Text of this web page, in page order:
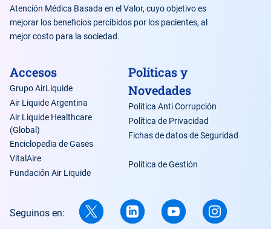
Atención Médica Basada en el Valor, cuyo objetivo es
mejorar los beneficios percibidos por los pacientes, al
mejor costo para la sociedad.
Accesos
Grupo AirLiquide
Air Liquide Argentina
Air Liquide Healthcare
(Global)
Enciclopedia de Gases
VitalAire
Fundación Air Liquide
Políticas y
Novedades
Política Anti Corrupción
Política de Privacidad
Fichas de datos de Seguridad
Política de Gestión
Seguinos en: